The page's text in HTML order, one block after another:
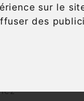
sur le
des